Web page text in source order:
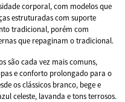
corporal, com modelos que
estruturadas com suporte
tradicional, porém com
que repaginam o tradicional.
são cada vez mais comuns,
e conforto prolongado para o
os clássicos branco, bege e
celeste, lavanda e tons terrosos.